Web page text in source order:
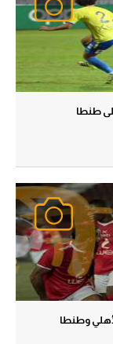
طنطا
وطنطا